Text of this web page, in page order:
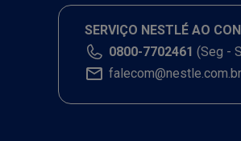
SERVIÇO NESTLÉ AO
0800-7702461 (Seg -
falecom@nestle.com.br